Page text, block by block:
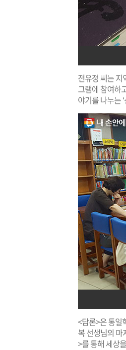
전유정 씨는 지
그램에 참여하
야기를 나누는
<담론>은 통일
복 선생님의 마
>를 통해 세상